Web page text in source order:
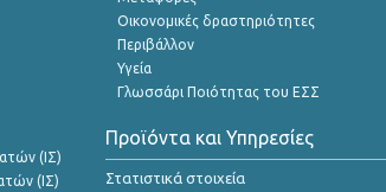
(ΙΣ)
(ΙΣ)
Οικονομικές δραστηριότητες
Περιβάλλον
Υγεία
Γλωσσάρι Ποιότητας του ΕΣΣ
Προϊόντα και Υπηρεσίες
Στατιστικά στοιχεία